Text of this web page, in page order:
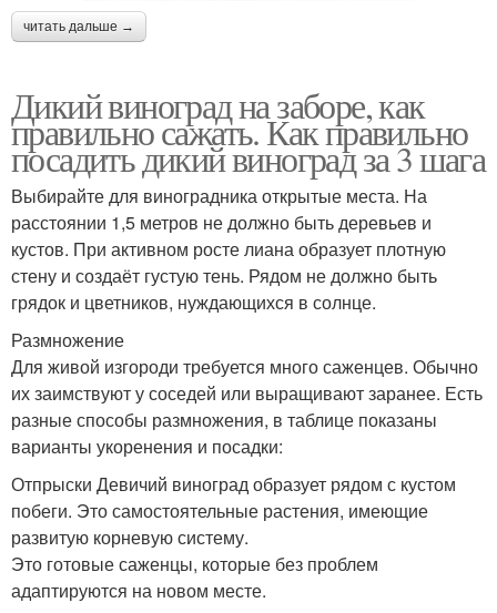
читать дальше →
Дикий виноград на заборе, как
правильно сажать. Как правильно
посадить дикий виноград за 3 шага
Выбирайте для виноградника открытые места. На
расстоянии 1,5 метров не должно быть деревьев и
кустов. При активном росте лиана образует плотную
стену и создаёт густую тень. Рядом не должно быть
грядок и цветников, нуждающихся в солнце.
Размножение
Для живой изгороди требуется много саженцев. Обычно
их заимствуют у соседей или выращивают заранее. Есть
разные способы размножения, в таблице показаны
варианты укоренения и посадки:
Отпрыски Девичий виноград образует рядом с кустом
побеги. Это самостоятельные растения, имеющие
развитую корневую систему.
Это готовые саженцы, которые без проблем
адаптируются на новом месте.